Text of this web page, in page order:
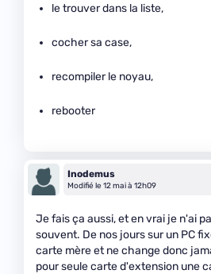
le trouver dans la liste,
cocher sa case,
recompiler le noyau,
rebooter
Inodemus
Modifié le 12 mai à 12h09
Je fais ça aussi, et en vrai je n'ai
souvent. De nos jours sur un PC
carte mère et ne change donc
pour seule carte d'extension une